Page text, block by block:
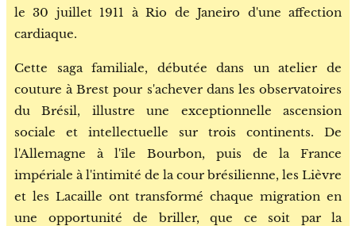
le 30 juillet 1911 à Rio de Janeiro d'une affection
cardiaque.
Cette saga familiale, débutée dans un atelier de
couture à Brest pour s'achever dans les observatoires
du Brésil, illustre une exceptionnelle ascension
sociale et intellectuelle sur trois continents. De
l'Allemagne à l'île Bourbon, puis de la France
impériale à l'intimité de la cour brésilienne, les Lièvre
et les Lacaille ont transformé chaque migration en
une opportunité de briller, que ce soit par la